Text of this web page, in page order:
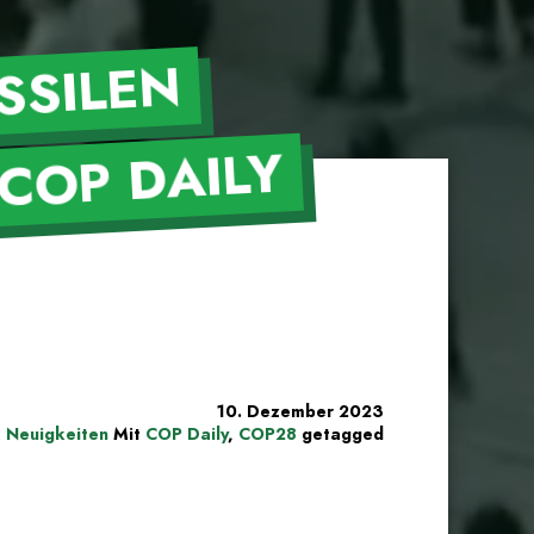
10. Dezember 2023
Neuigkeiten Mit COP Daily, COP28 getagged